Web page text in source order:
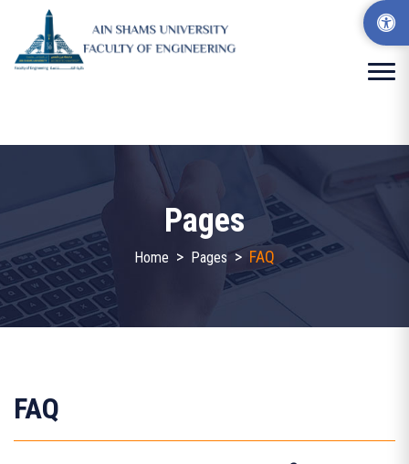
Pages
Home > Pages > FAQ
FAQ